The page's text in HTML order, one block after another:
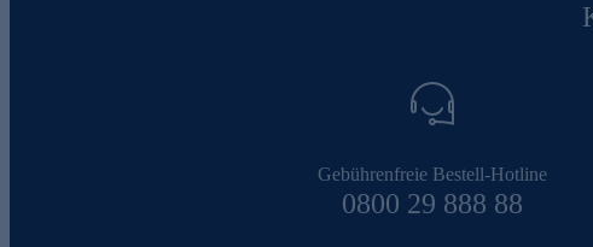
Gebührenfreie Bestell-Hotline
0800 29 888 88